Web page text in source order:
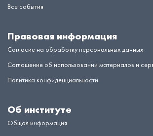
Все события
Правовая информация
Согласие на обработку персональных данных
Соглашение об использовании материалов и
Политика конфиденциальности
Об институте
Общая информация